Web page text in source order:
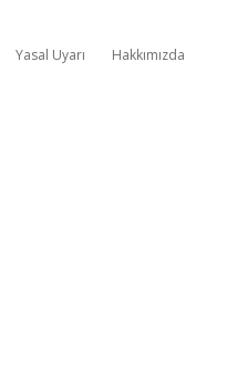
Yasal Uyarı Hakkımızda